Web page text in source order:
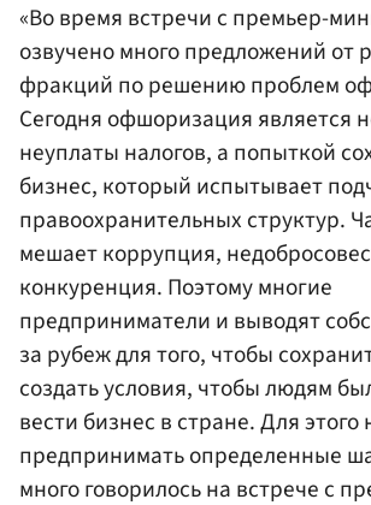
«Во время встречи с премьер-
озвучено много предложений от
фракций по решению проблем
Сегодня офшоризация является
неуплаты налогов, а попыткой
бизнес, который испытывает
правоохранительных структур.
мешает коррупция,
конкуренция. Поэтому многие
предприниматели и выводят
за рубеж для того, чтобы
создать условия, чтобы людям
вести бизнес в стране. Для
предпринимать определенные
много говорилось на встрече с